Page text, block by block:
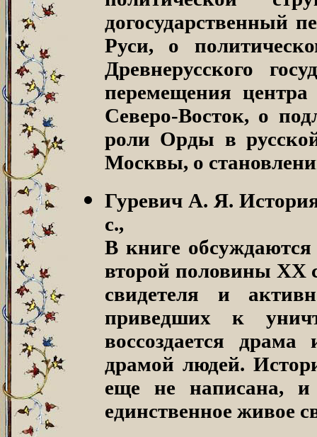
догосударственный
Руси, о
Древнерусского
перемещения
Северо-Восток, о
роли Орды в
Москвы, о
Гуревич А. Я.
с.,
В книге обсуждаются
второй половины XX
свидетеля и
приведших к
воссоздается
драмой людей.
еще не написана,
единственное живое